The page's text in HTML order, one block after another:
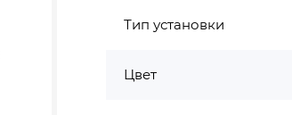
Тип установки
Цвет